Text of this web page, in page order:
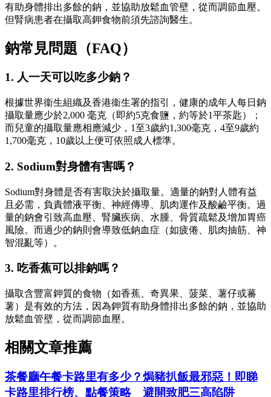
有助身體排出多餘的鈉，並協助放鬆血管壁，從而調節血壓。
但腎病患者在攝取高鉀食物前須先諮詢醫生。
鈉常見問題（FAQ）
1. 人一天可以吃多少鈉？
根據世界衞生組織及香港衞生署的指引，健康的成年人每日鈉
攝取量應少於2,000 毫克（即約5克食鹽，約等於1平茶匙）；
而兒童的攝取量應相應減少，1至3歲約1,300毫克，4至9歲約
1,700毫克，10歲以上便可依照成人標準。
2. Sodium對身體有害嗎？
Sodium對身體是否有害取決於攝取量。適量的鈉對人體有益
且必需，負責體液平衡、神經傳導、肌肉運作及酸鹼平衡。過
量的鈉會引致高血壓、腎臟疾病、水腫、骨質疏鬆及增加胃癌
風險。而過少的鈉則會導致低鈉血症（如疲倦、肌肉抽筋、神
智混亂等）。
3. 吃香蕉可以排鈉嗎？
攝取含豐富鉀質的食物（如香蕉、奇異果、菠菜、薯仔或蕃
薯）是有效的方法，因為鉀質有助身體排出多餘的鈉，並協助
放鬆血管壁，從而調節血壓。
相關文章推薦
茶餐廳午餐卡路里有多少？焗豬扒飯最邪惡！即睇
卡路里排行榜、點餐策略 避開致肥三高陷阱